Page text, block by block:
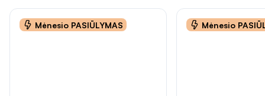
Mėnesio PASIŪLYMAS Mėnesio